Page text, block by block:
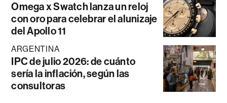
Omega x Swatch lanza un reloj
con oro para celebrar el alunizaje
del Apollo 11
ARGENTINA
IPC de julio 2026: de cuánto
sería la inflación, según las
consultoras